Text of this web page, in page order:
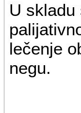
U skladu
lečenje
negu.